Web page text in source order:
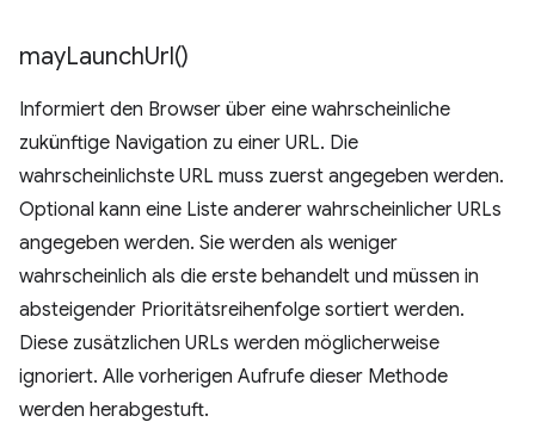
mayLaunchUrl()
Informiert den Browser über eine wahrscheinliche
zukünftige Navigation zu einer URL. Die
wahrscheinlichste URL muss zuerst angegeben werden.
Optional kann eine Liste anderer wahrscheinlicher URLs
angegeben werden. Sie werden als weniger
wahrscheinlich als die erste behandelt und müssen in
absteigender Prioritätsreihenfolge sortiert werden.
Diese zusätzlichen URLs werden möglicherweise
ignoriert. Alle vorherigen Aufrufe dieser Methode
werden herabgestuft.